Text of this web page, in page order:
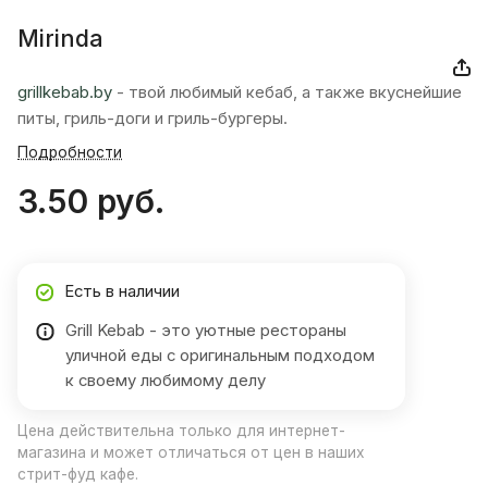
Mirinda
grillkebab.by - твой любимый кебаб, а также вкуснейшие
питы, гриль-доги и гриль-бургеры.
Подробности
3.50 руб.
Есть в наличии
Grill Kebab - это уютные рестораны
уличной еды с оригинальным подходом
к своему любимому делу
Цена действительна только для интернет-
магазина и может отличаться от цен в наших
стрит-фуд кафе.